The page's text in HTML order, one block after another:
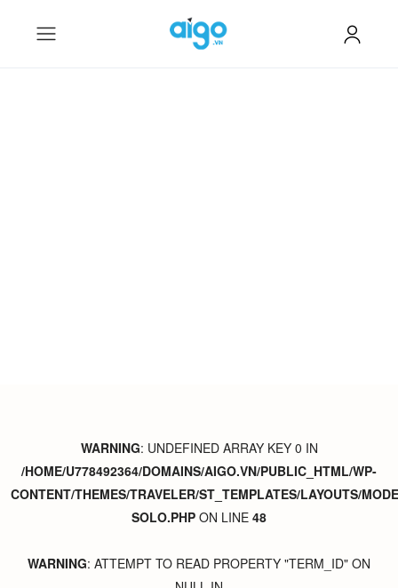
WARNING: UNDEFINED ARRAY KEY 0 IN
/HOME/U778492364/DOMAINS/AIGO.VN/PUBLIC_HTML/WP-
CONTENT/THEMES/TRAVELER/ST_TEMPLATES/LAYOUTS/
SOLO.PHP ON LINE 48
WARNING: ATTEMPT TO READ PROPERTY "TERM_ID" ON